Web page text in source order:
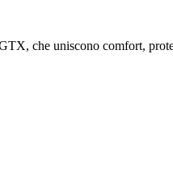
che uniscono comfort,